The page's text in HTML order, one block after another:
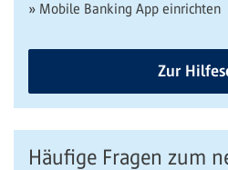
» Mobile Banking App einrichten
Zur
Häufige Fragen zum